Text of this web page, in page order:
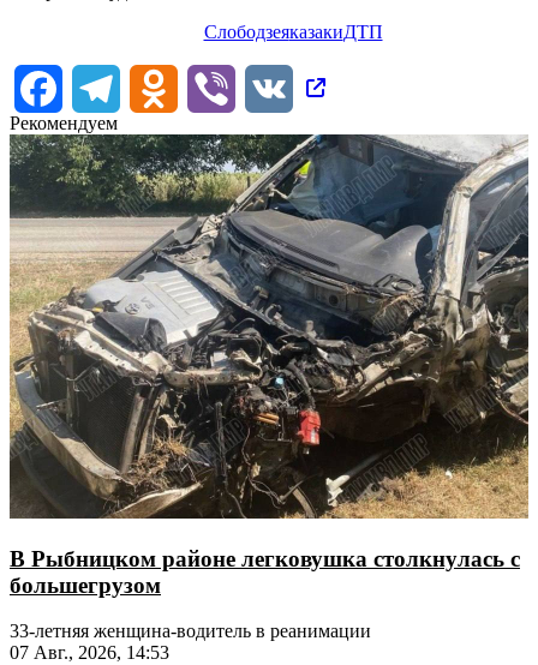
СлободзеяказакиДТП
FacebookTelegram Odnoklassniki
Viber
VK
Рекомендуем
В Рыбницком районе легковушка столкнулась с
большегрузом
33-летняя женщина-водитель в реанимации
07 Авг., 2026, 14:53